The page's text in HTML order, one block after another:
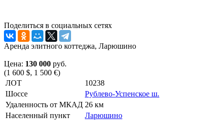
Поделиться в социальных сетях
Аренда элитного коттеджа, Ларюшино
Цена: 130 000 руб.
(1 600 $, 1 500 €)
ЛОТ
10238
Шоссе
Рублево-Успенское ш.
Удаленность от МКАД 26 км
Населенный пункт
Ларюшино